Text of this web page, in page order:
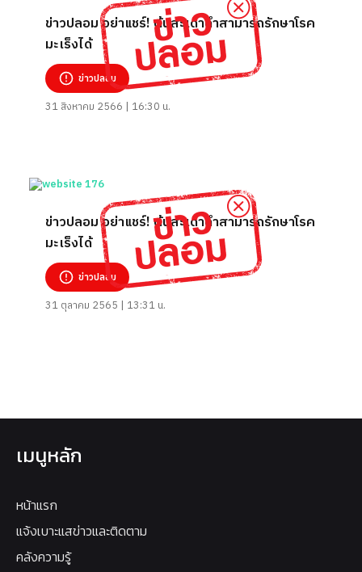
ข่าวปลอม อย่าแชร์! ต้นสะเดาดำสามารถรักษาโรค
มะเร็งได้
ข่าวปลอม
31 สิงหาคม 2566 | 16:30 น.
ข่าวปลอม อย่าแชร์! ต้นสะเดาดำสามารถรักษาโรค
มะเร็งได้
ข่าวปลอม
31 ตุลาคม 2565 | 13:31 น.
เมนูหลัก
หน้าแรก
แจ้งเบาะแสข่าวและติดตาม
คลังความรู้